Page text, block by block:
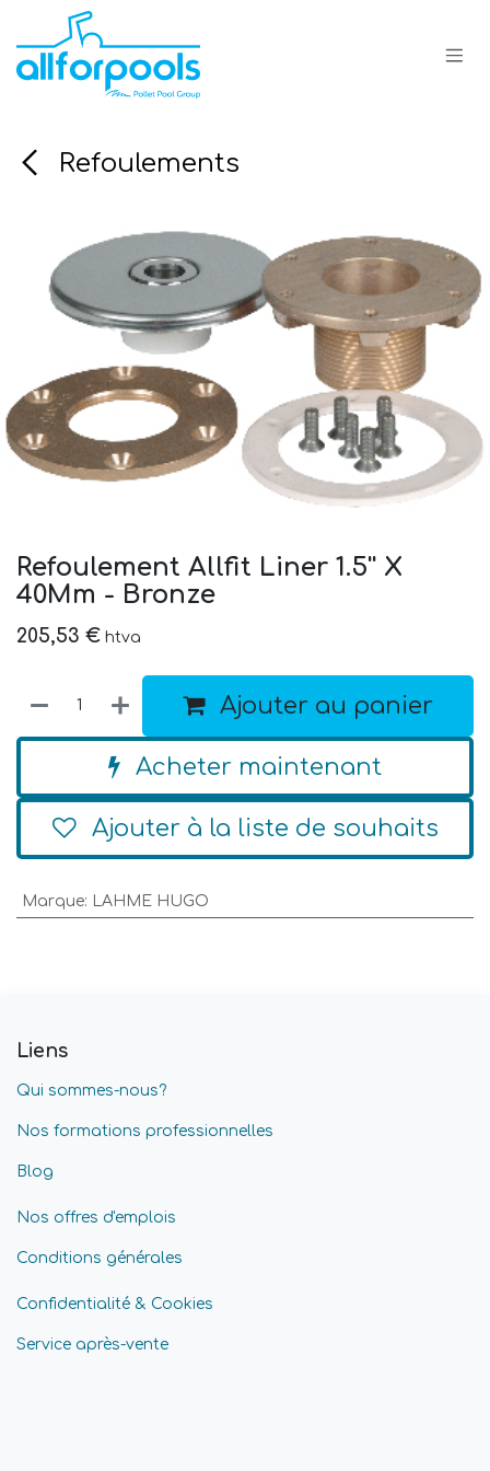
Se rendre au contenu
Refoulements
Refoulement Allfit Liner 1.5'' X
40Mm - Bronze
205,53 € htva
Ajouter au panier
Acheter maintenant
Ajouter à la liste de souhaits
Marque: LAHME HUGO
Liens
Qui sommes-nous?
Nos formations professionnelles
Blog
Nos offres d'emplois
Conditions générales
Confidentialité & Cookies
Service après-vente